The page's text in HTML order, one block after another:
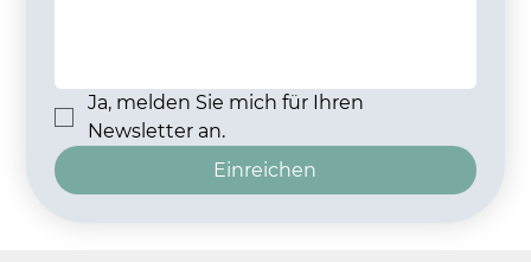
Ja, melden Sie mich für Ihren
Newsletter an.
Einreichen